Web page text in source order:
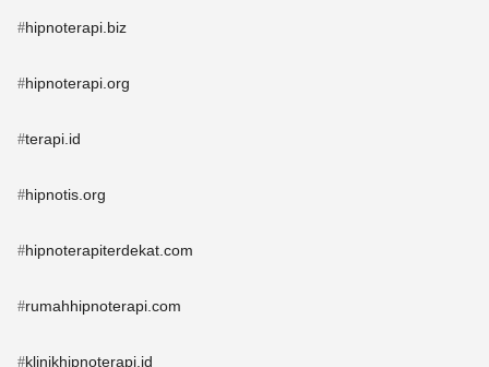
#hipnoterapi.biz
#hipnoterapi.org
#terapi.id
#hipnotis.org
#hipnoterapiterdekat.com
#rumahhipnoterapi.com
#klinikhipnoterapi.id